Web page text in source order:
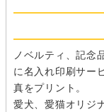
ノベルティ、記念
に名入れ印刷サー
真をプリント。
愛犬、愛猫オリジ